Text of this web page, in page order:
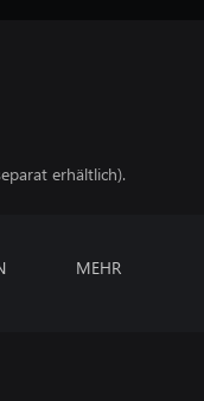
erhältlich).
MEHR